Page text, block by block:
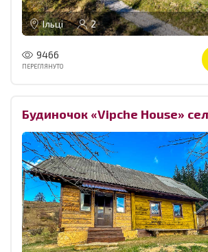
Ільці 2
9466
ПЕРЕГЛЯНУТО
Будиночок «Vipche House»